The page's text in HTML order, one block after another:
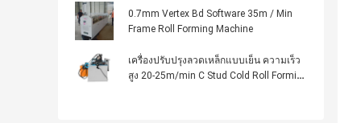
0.7mm Vertex Bd Software 35m / Min
Frame Roll Forming Machine
เครื่องปรับปรุงลวดเหล็กแบบเย็น ความเร็ว
สูง 20-25m/min C Stud Cold Roll Forming